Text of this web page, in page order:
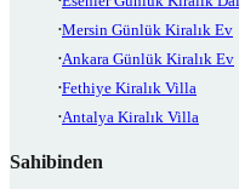
Mersin Günlük Kiralık Ev
Ankara Günlük Kiralık Ev
Fethiye Kiralık Villa
Antalya Kiralık Villa
Sahibinden